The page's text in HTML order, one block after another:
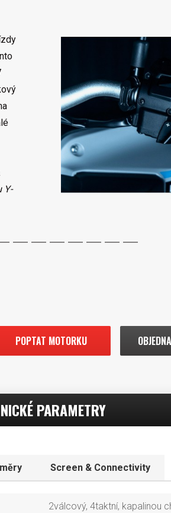
Y-
POPTAT MOTORKU
PARAMETRY
Screen & Connectivity
2válcový, 4taktní, kapalinou